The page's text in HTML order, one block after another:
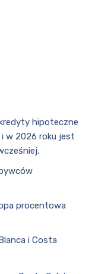
hipoteczne
w 2026 roku jest
procentowa
i Costa